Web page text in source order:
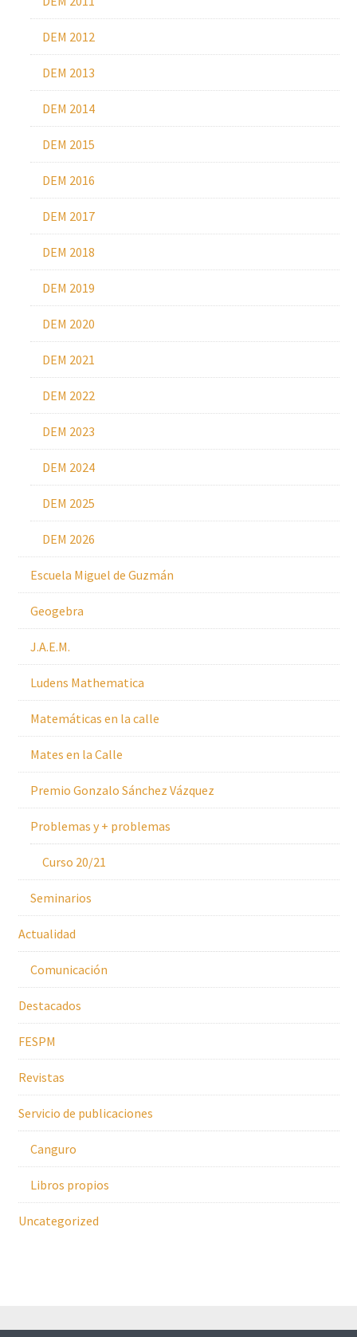
DEM 2012
DEM 2013
DEM 2014
DEM 2015
DEM 2016
DEM 2017
DEM 2018
DEM 2019
DEM 2020
DEM 2021
DEM 2022
DEM 2023
DEM 2024
DEM 2025
DEM 2026
Escuela Miguel de Guzmán
Geogebra
J.A.E.M.
Ludens Mathematica
Matemáticas en la calle
Mates en la Calle
Premio Gonzalo Sánchez Vázquez
Problemas y + problemas
Curso 20/21
Seminarios
Actualidad
Comunicación
Destacados
FESPM
Revistas
Servicio de publicaciones
Canguro
Libros propios
Uncategorized